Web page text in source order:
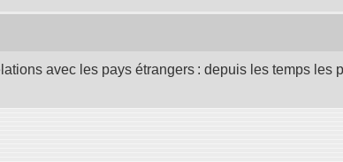
avec les pays étrangers : depuis les temps les